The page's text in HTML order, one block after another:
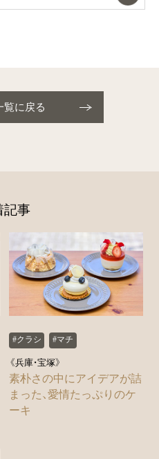
覧に戻る
記事
#クラシ #マチ
《兵庫・宝塚》
素朴さの中にアイデアが詰
まった、愛情たっぷりのケ
ーキ